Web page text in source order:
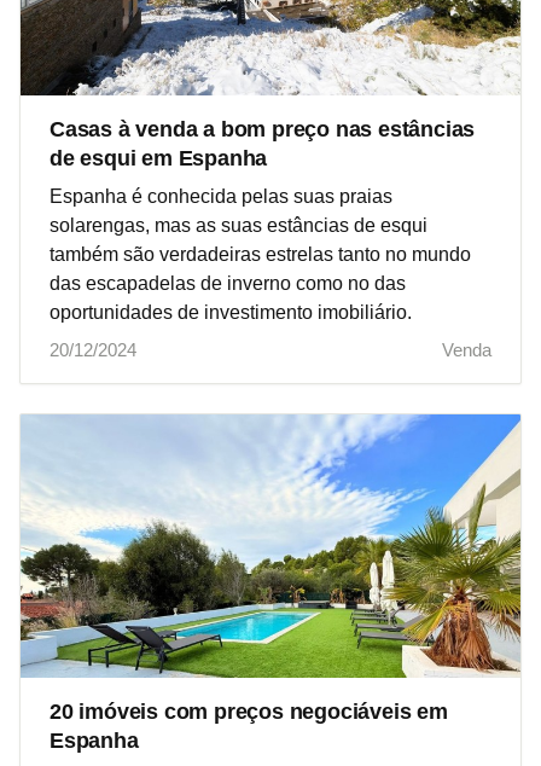
Casas à venda a bom preço nas estâncias
de esqui em Espanha
Espanha é conhecida pelas suas praias
solarengas, mas as suas estâncias de esqui
também são verdadeiras estrelas tanto no mundo
das escapadelas de inverno como no das
oportunidades de investimento imobiliário.
20/12/2024
Venda
20 imóveis com preços negociáveis em
Espanha